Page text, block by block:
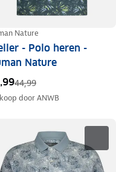
Nature
- Polo heren -
Nature
44,99
doorANWB